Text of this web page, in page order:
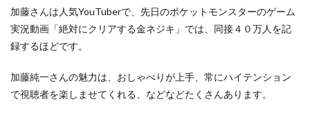
加藤さんは人気YouTuberで、先日のポケットモンスターのゲーム
実況動画「絶対にクリアする金ネジキ」では、同接４０万人を記
録するほどです。
加藤純一さんの魅力は、おしゃべりが上手、常にハイテンション
で視聴者を楽しませてくれる、などなどたくさんあります。